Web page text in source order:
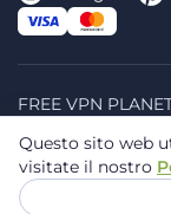
FREE VPN
Bucharest,
© 2026 Planet
Questo sito web
visitate il nostro